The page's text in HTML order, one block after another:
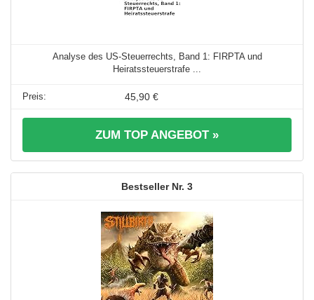
Analyse des US-Steuerrechts, Band 1: FIRPTA und
Heiratssteuerstrafe ...
45,90 €
ZUM TOP ANGEBOT »
3